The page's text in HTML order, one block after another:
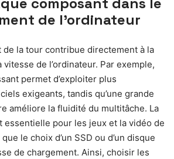
de l’ordinateur
de la tour contribue directement à la
de l’ordinateur. Par exemple,
permet d’exploiter plus
exigeants, tandis qu’une grande
améliore la fluidité du multitâche. La
essentielle pour les jeux et la vidéo de
le choix d’un SSD ou d’un disque
de chargement. Ainsi, choisir les